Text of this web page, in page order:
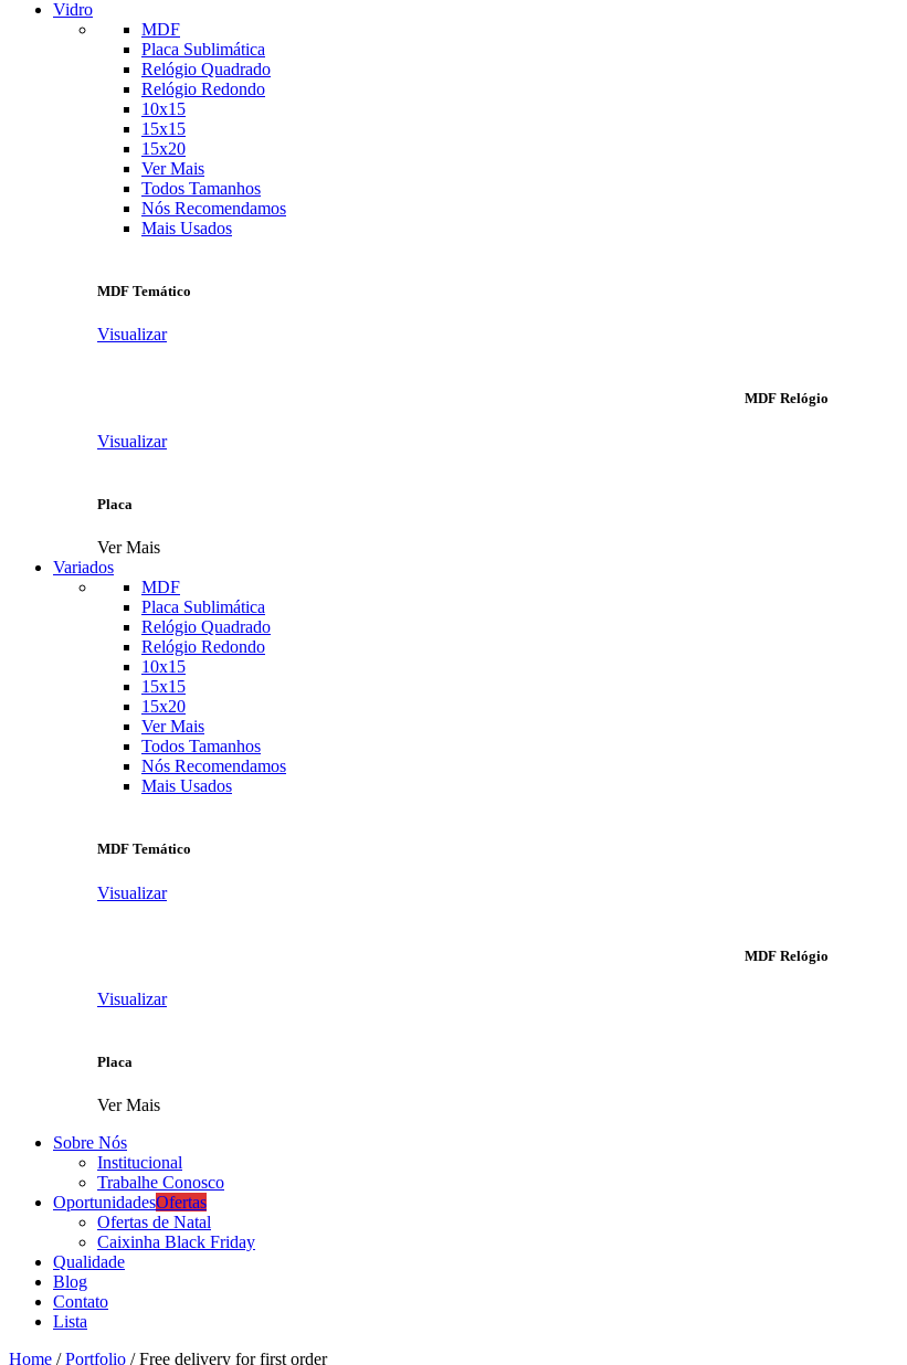
Vidro
MDF
Placa Sublimática
Relógio Quadrado
Relógio Redondo
10x15
15x15
15x20
Ver Mais
Todos Tamanhos
Nós Recomendamos
Mais Usados
MDF Temático
Visualizar
MDF Relógio
Visualizar
Placa
Ver Mais
Variados
MDF
Placa Sublimática
Relógio Quadrado
Relógio Redondo
10x15
15x15
15x20
Ver Mais
Todos Tamanhos
Nós Recomendamos
Mais Usados
MDF Temático
Visualizar
MDF Relógio
Visualizar
Placa
Ver Mais
Sobre Nós
Institucional
Trabalhe Conosco
OportunidadesOfertas
Ofertas de Natal
Caixinha Black Friday
Qualidade
Blog
Contato
Lista
Home / Portfolio / Free delivery for first order